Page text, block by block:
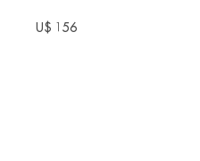
U$ 156